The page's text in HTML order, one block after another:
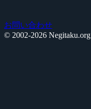
お問い合わせ
© 2002-2026 Negitaku.org